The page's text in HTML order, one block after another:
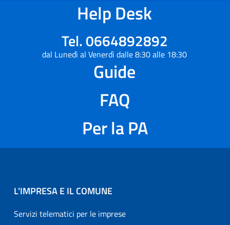
Help Desk
Tel. 0664892892
dal Lunedì al Venerdì dalle 8:30 alle 18:30
Guide
FAQ
Per la PA
L’IMPRESA E IL COMUNE
Servizi telematici per le imprese